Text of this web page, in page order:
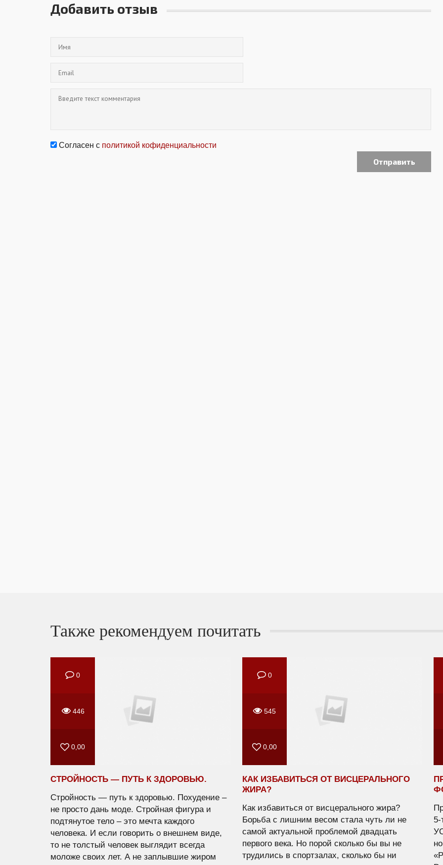
Добавить отзыв
Согласен с политикой кофиденциальности
Также рекомендуем почитать
0
446
0,00
СТРОЙНОСТЬ — ПУТЬ К ЗДОРОВЬЮ.
Стройность — путь к здоровью. Похудение –
не просто дань моде. Стройная фигура и
подтянутое тело – это мечта каждого
человека. И если говорить о внешнем виде,
то не толстый человек выглядит всегда
моложе своих лет. А не заплывшие жиром
0
545
0,00
КАК ИЗБАВИТЬСЯ ОТ ВИСЦЕРАЛЬНОГО
ЖИРА?
Как избавиться от висцерального жира?
Борьба с лишним весом стала чуть ли не
самой актуальной проблемой двадцать
первого века. Но порой сколько бы вы не
трудились в спортзалах, сколько бы ни